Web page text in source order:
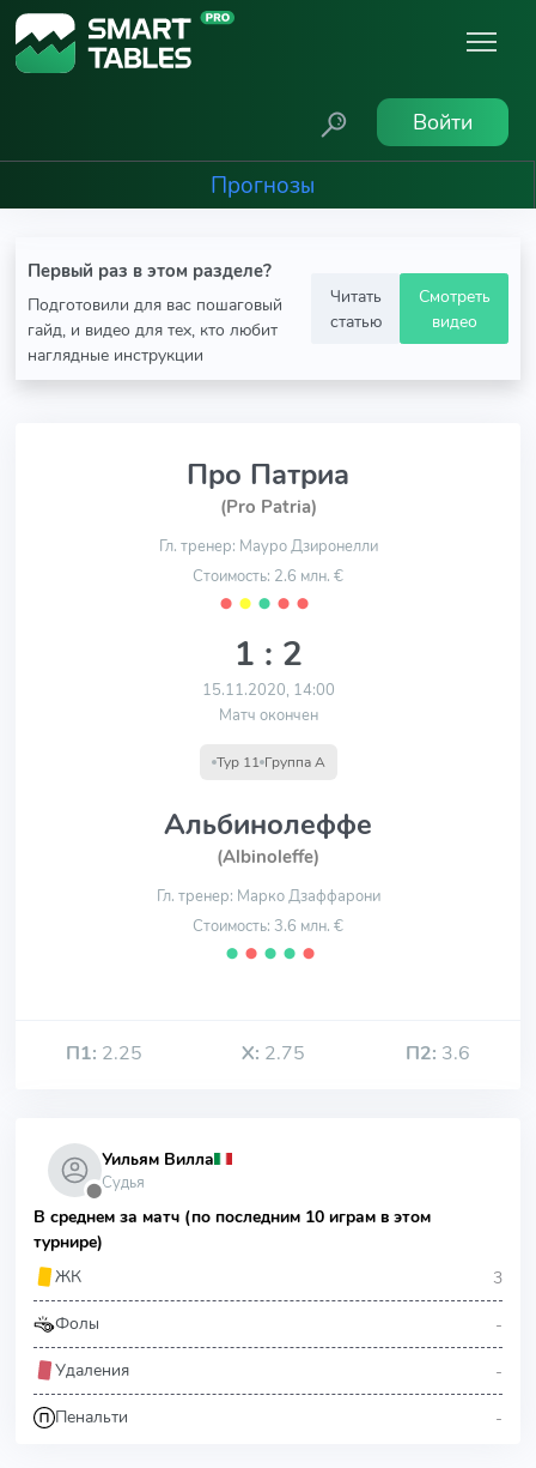
Войти
Прогнозы
Первый раз в этом разделе?
Подготовили для вас пошаговый
гайд, и видео для тех, кто любит
наглядные инструкции
Читать
статью
Смотреть
видео
Про Патриа
(Pro Patria)
Гл. тренер: Мауро Дзиронелли
Стоимость: 2.6 млн. €
⬤ ⬤ ⬤ ⬤ ⬤
1 : 2
15.11.2020, 14:00
Матч окончен
Тур 11 Группа А
Альбинолеффе
(Albinoleffe)
Гл. тренер: Марко Дзаффарони
Стоимость: 3.6 млн. €
⬤ ⬤ ⬤ ⬤ ⬤
П1: 2.25 Х: 2.75 П2: 3.6
⬤
Уильям Вилла
Судья
В среднем за матч (по последним 10 играм в этом
турнире)
ЖК
3
Фолы -
Удаления -
Пенальти -